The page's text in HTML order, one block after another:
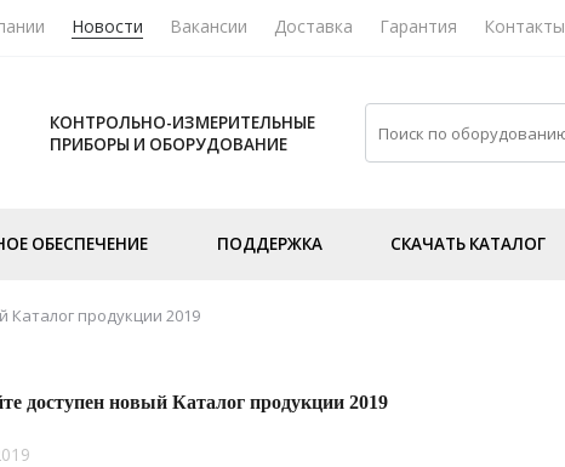
Новости Вакансии Доставка Гарантия Контакты
КОНТРОЛЬНО-ИЗМЕРИТЕЛЬНЫЕ
ПРИБОРЫ И ОБОРУДОВАНИЕ
ОБЕСПЕЧЕНИЕ ПОДДЕРЖКА СКАЧАТЬ КАТАЛОГ
Каталог продукции 2019
доступен новый Каталог продукции 2019